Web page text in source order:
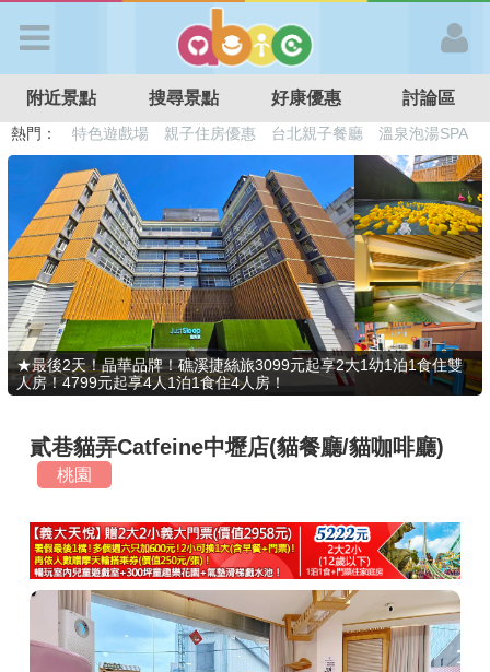
APP登入
首 頁
搜尋景點
好康優惠
最新消息
最新留言
商家合作
推薦景點
附近景點 搜尋景點 好康優惠 討論區
熱門： 溜滑梯民宿 觀光工廠 DIY摘果
日本親子景點
特色遊戲場
親子住房優惠 台北親子餐廳 溫泉泡湯SPA
★最後2天！晶華品牌！礁溪捷絲旅3099元起享2大1幼1泊1食住雙
人房！4799元起享4人1泊1食住4人房！
貳巷貓弄Catfeine中壢店(貓餐廳/貓咖啡廳)
桃園